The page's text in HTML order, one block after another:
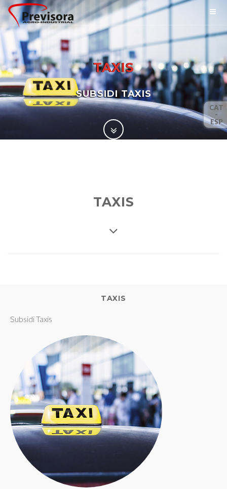
CAT
-
ESP
TAXIS
SUBSIDI TAXIS
TAXIS
TAXIS
Subsidi Taxis